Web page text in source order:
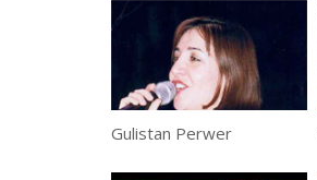
Gulistan Perwer